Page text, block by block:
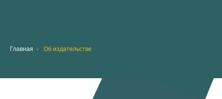
Главная » Об издательстве